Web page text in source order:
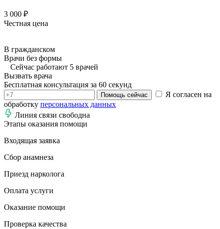
3 000 ₽
Честная цена
В гражданском
Врачи без формы
Сейчас работают 5 врачей
Вызвать врача
Бесплатная консультация за 60 секунд
Помощь сейчас
Я согласен на
обработку персональных данных
Линия связи свободна
Этапы оказания помощи
Входящая заявка
Сбор анамнеза
Приезд нарколога
Оплата услуги
Оказание помощи
Проверка качества